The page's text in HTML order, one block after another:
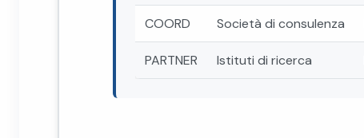
COORD Società di consulenza
PARTNER Istituti di ricerca